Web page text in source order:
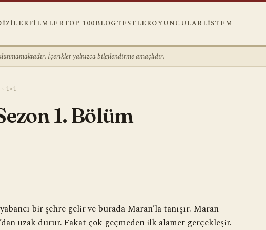
FILMLERTOP 100BLOGTESTLEROYUNCULARLISTEM
İçerikler yalnızca bilgilendirme amaçlıdır.
› 1×1
1. Bölüm
bir şehre gelir ve burada Maran’la tanışır. Maran
uzak durur. Fakat çok geçmeden ilk alamet gerçekleşir.